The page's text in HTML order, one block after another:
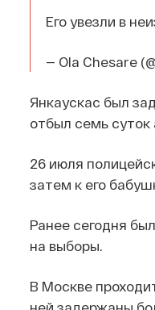
Его увезли в
— Ola Chesare
Янкаускас был
отбыл семь суток
26 июля
затем к его
Ранее сегодня
на выборы.
В Москве
ней задержаны